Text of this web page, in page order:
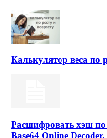
Калькулятор веса по
Расшифровать хэш по
Base64 Online Decoder.